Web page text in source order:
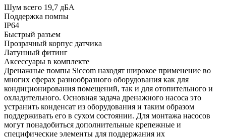
Шум всего 19,7 дБА
Поддержка помпы
IP64
Быстрый разъем
Прозрачный корпус датчика
Латунный фитинг
Аксессуары в комплекте
Дренажные помпы Siccom находят широкое применение во
многих сферах разнообразного оборудования как для
кондиционирования помещений, так и для отопительного и
охладительного. Основная задача дренажного насоса это
устранить конденсат из оборудования и таким образом
поддерживать его в сухом состоянии. Для монтажа насосов
могут понадобиться дополнительные крепежные и
специфические элементы для поддержания их